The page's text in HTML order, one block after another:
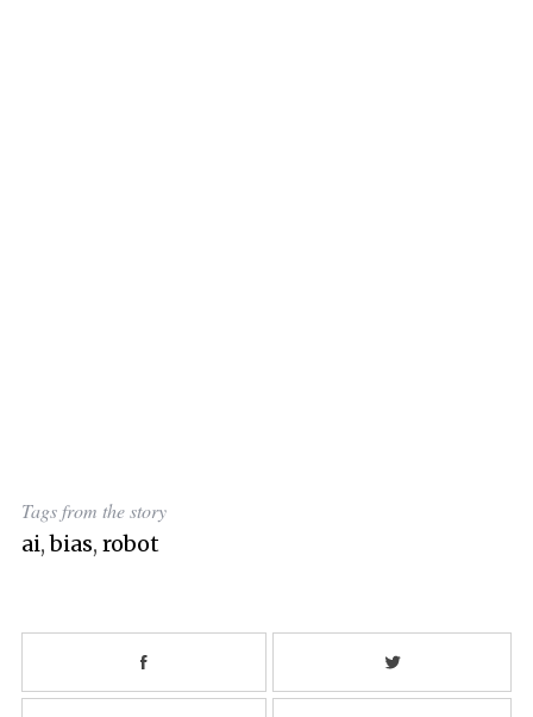
Tags from the story
ai,bias, robot